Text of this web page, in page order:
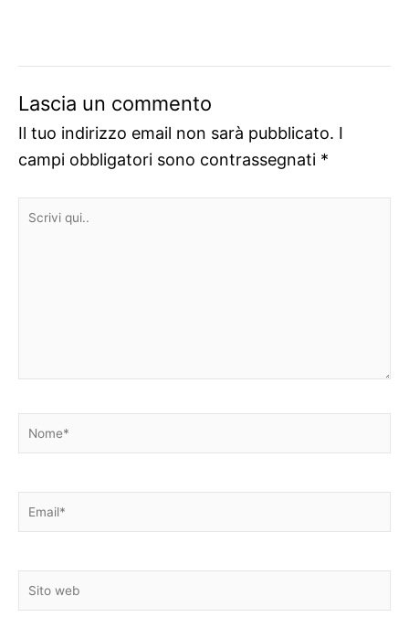
Lascia un commento
Il tuo indirizzo email non sarà pubblicato. I
campi obbligatori sono contrassegnati *
Scrivi
Nome*
Email*
Sito
web